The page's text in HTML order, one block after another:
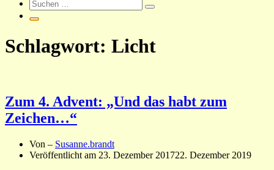
Schlagwort: Licht
Zum 4. Advent: „Und das habt zum
Zeichen…“
Von – Susanne.brandt
Veröffentlicht am 23. Dezember 201722. Dezember 2019